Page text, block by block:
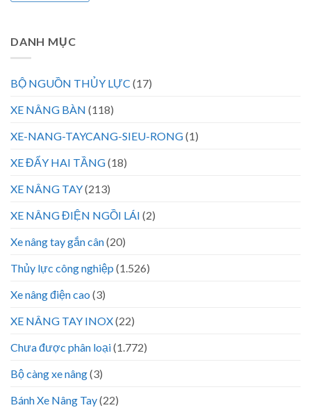
DANH MỤC
BỘ NGUỒN THỦY LỰC (17)
XE NÂNG BÀN (118)
XE-NANG-TAYCANG-SIEU-RONG(1)
XE ĐẨY HAI TẦNG(18)
XE NÂNG TAY(213)
XE NÂNG ĐIỆN NGỒI LÁI (2)
Xe nâng tay gắn cân(20)
Thủy lực công nghiệp (1.526)
Xe nâng điện cao (3)
XE NÂNG TAY INOX(22)
Chưa được phân loại(1.772)
Bộ càng xe nâng(3)
Bánh Xe Nâng Tay(22)